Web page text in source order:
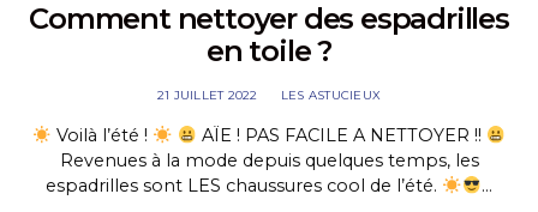
Comment nettoyer des espadrilles
en toile ?
21 JUILLET 2022 LES ASTUCIEUX
Voilà l’été !
AÏE ! PAS FACILE A NETTOYER !!
Revenues à la mode depuis quelques temps, les
espadrilles sont LES chaussures cool de l’été.
…